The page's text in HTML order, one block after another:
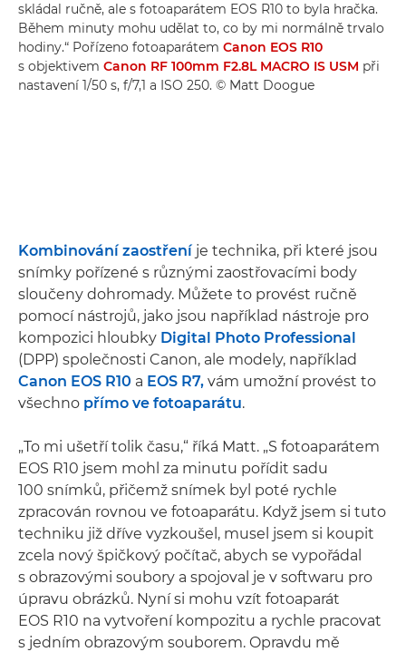
skládal ručně, ale s fotoaparátem EOS R10 to byla hračka.
Během minuty mohu udělat to, co by mi normálně trvalo
hodiny.“ Pořízeno fotoaparátem Canon EOS R10
s objektivem Canon RF 100mm F2.8L MACRO IS USM při
nastavení 1/50 s, f/7,1 a ISO 250. © Matt Doogue
Kombinování zaostřeníje technika, při které jsou
snímky pořízené s různými zaostřovacími body
sloučeny dohromady. Můžete to provést ručně
pomocí nástrojů, jako jsou například nástroje pro
kompozici hloubky Digital Photo Professional
(DPP) společnosti Canon, ale modely, například
Canon EOS R10 a EOS R7, vám umožní provést to
všechno přímo ve fotoaparátu.
„To mi ušetří tolik času,“ říká Matt. „S fotoaparátem
EOS R10 jsem mohl za minutu pořídit sadu
100 snímků, přičemž snímek byl poté rychle
zpracován rovnou ve fotoaparátu. Když jsem si tuto
techniku již dříve vyzkoušel, musel jsem si koupit
zcela nový špičkový počítač, abych se vypořádal
s obrazovými soubory a spojoval je v softwaru pro
úpravu obrázků. Nyní si mohu vzít fotoaparát
EOS R10 na vytvoření kompozitu a rychle pracovat
s jedním obrazovým souborem. Opravdu mě